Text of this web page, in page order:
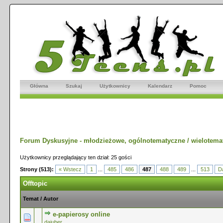
Główna Szukaj Użytkownicy Kalendarz Pomoc
Forum Dyskusyjne - młodzieżowe, ogólnotematyczne /
Użytkownicy przeglądający ten dział: 25 gości
Strony (513):
« Wstecz 1 485 486 487 488 489 513
Offtopic
Temat / Autor
e-papierosy online
0 głosów - średnia ocena: 0 na 5 gwiazdek
1234